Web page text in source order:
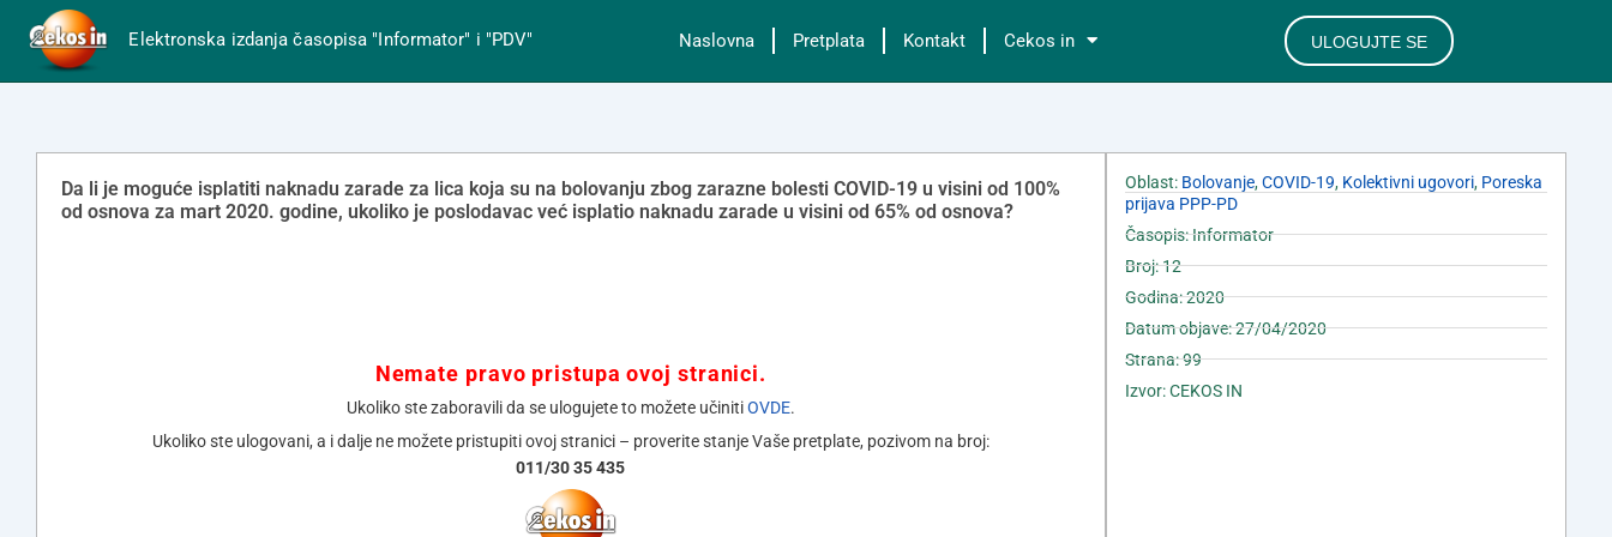
Elektronska izdanja časopisa "Informator" i "PDV" Naslovna Pretplata Kontakt Cekos in ULOGUJTE SE
Da li je moguće isplatiti naknadu zarade za lica koja su na bolovanju zbog zarazne bolesti COVID-19 u visini od 100%
od osnova za mart 2020. godine, ukoliko je poslodavac već isplatio naknadu zarade u visini od 65% od osnova?
Nemate pravo pristupa ovoj stranici.
Ukoliko ste zaboravili da se ulogujete to možete učinitiOVDE.
Ukoliko ste ulogovani, a i dalje ne možete pristupiti ovoj stranici – proverite stanje Vaše pretplate, pozivom na broj:
011/30 35 435
Oblast: Bolovanje,COVID-19, Kolektivni ugovori, Poreska
prijava PPP-PD
Časopis: Informator
Broj: 12
Godina: 2020
Datum objave: 27/04/2020
Strana: 99
Izvor: CEKOS IN